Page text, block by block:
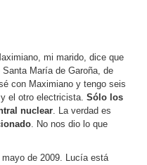
mi marido, dice que
María de Garoña, de
con Maximiano y tengo seis
el otro electricista. Sólo los
nuclear. La verdad es
. No nos dio lo que
de 2009. Lucía está